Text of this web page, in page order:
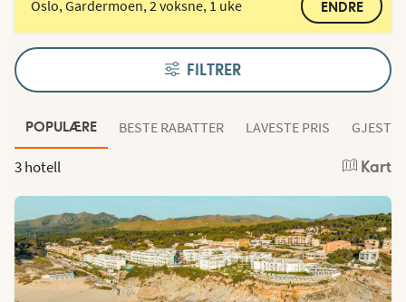
Oslo, Gardermoen, 2 voksne, 1 uke ENDRE
FILTRER
POPULÆRE BESTE RABATTER LAVESTE PRIS
3 hotell Kart